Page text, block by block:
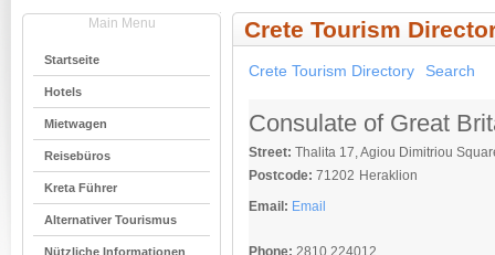
Main Menu
Startseite
Hotels
Mietwagen
Reisebüros
Kreta Führer
Alternativer Tourismus
Nützliche Informationen
Crete Tourism
Crete Tourism Directory Search
Consulate of Great
Street: Thalita 17, Agiou Dimitriou
Postcode: 71202 Heraklion
Email: Email
Phone: 2810 224012